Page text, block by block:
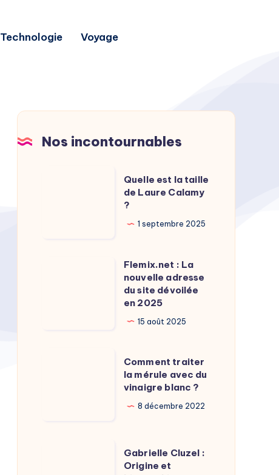
Technologie Voyage
Nos incontournables
Quelle est la taille
de Laure Calamy
?
1 septembre 2025
Flemix.net : La
nouvelle adresse
du site dévoilée
en 2025
15 août 2025
Comment traiter
la mérule avec du
vinaigre blanc ?
8 décembre 2022
Gabrielle Cluzel :
Origine et